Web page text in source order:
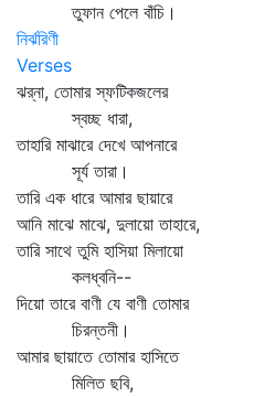
তুফান পেলে বাঁচি।
নির্ঝরিণী
Verses
ঝর্‌না, তোমার স্ফটিকজলের
স্বচ্ছ ধারা,
তাহারি মাঝারে দেখে আপনারে
সূর্য তারা।
তারি এক ধারে আমার ছায়ারে
আনি মাঝে মাঝে, দুলায়ো তাহারে,
তারি সাথে তুমি হাসিয়া মিলায়ো
কলধ্বনি--
দিয়ো তারে বাণী যে বাণী তোমার
চিরন্তনী।
আমার ছায়াতে তোমার হাসিতে
মিলিত ছবি,